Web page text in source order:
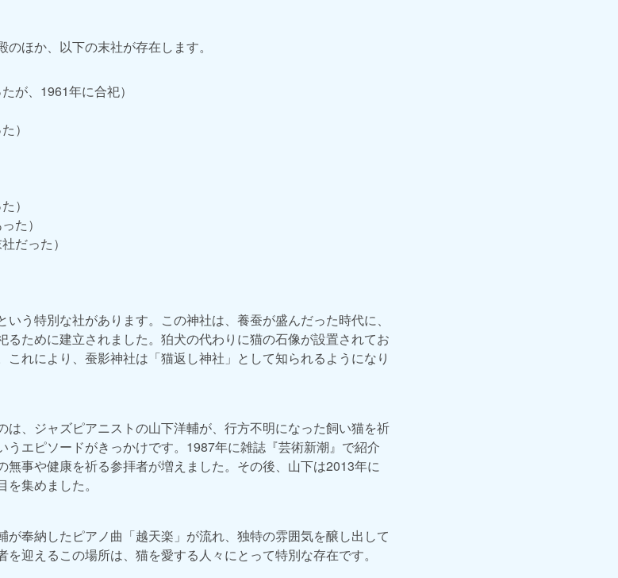
ほか、以下の末社が存在します。
が、1961年に合祀）
）
）
た）
だった）
う特別な社があります。この神社は、養蚕が盛んだった時代に、
ために建立されました。狛犬の代わりに猫の石像が設置されてお
これにより、蚕影神社は「猫返し神社」として知られるようになり
は、ジャズピアニストの山下洋輔が、行方不明になった飼い猫を祈
うエピソードがきっかけです。1987年に雑誌『芸術新潮』で紹介
無事や健康を祈る参拝者が増えました。その後、山下は2013年に
集めました。
が奉納したピアノ曲「越天楽」が流れ、独特の雰囲気を醸し出して
迎えるこの場所は、猫を愛する人々にとって特別な存在です。